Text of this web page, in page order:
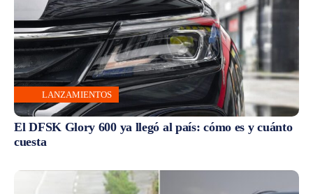
LANZAMIENTOS
El DFSK Glory 600 ya llegó al país: cómo es y cuánto
cuesta